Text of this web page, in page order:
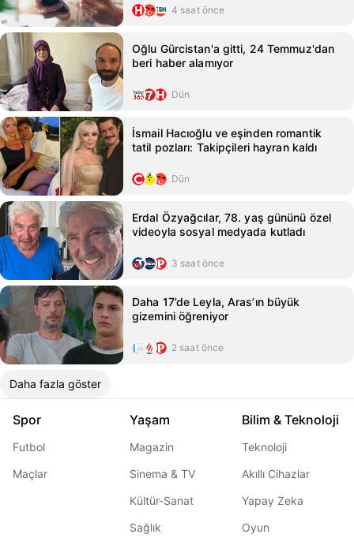
4 saat önce
Oğlu Gürcistan'a gitti, 24 Temmuz'dan
beri haber alamıyor
Dün
İsmail Hacıoğlu ve eşinden romantik
tatil pozları: Takipçileri hayran kaldı
Dün
Erdal Özyağcılar, 78. yaş gününü özel
videoyla sosyal medyada kutladı
3 saat önce
Daha 17’de Leyla, Aras’ın büyük
gizemini öğreniyor
2 saat önce
Daha fazla göster
Spor
Futbol
Maçlar
Yaşam
Magazin
Sinema & TV
Kültür-Sanat
Sağlık
Bilim & Teknoloji
Teknoloji
Akıllı Cihazlar
Yapay Zeka
Oyun